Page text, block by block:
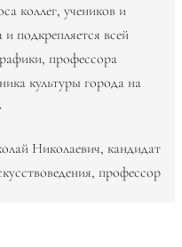
коллег, учеников и
подкрепляется всей
профессора
культуры города на
Николаевич, кандидат
профессор